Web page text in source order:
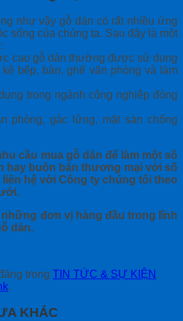
như vậy gỗ dán có rất nhiều ứng
sống của chúng ta. Sau đây là một
cao gỗ dán thường được sử dụng
kệ bếp, bàn, ghế văn phòng và làm
trong ngành công nghiệp đóng
phòng, gác lửng, mặt sàn chống
cầu mua gỗ dán để làm một số
hay buôn bán thương mại với số
hệ với Công ty chúng tôi theo
đơn vị hàng đầu trong lĩnh
dán.
trong TIN TỨC & SỰ KIỆN .
.
KHÁC